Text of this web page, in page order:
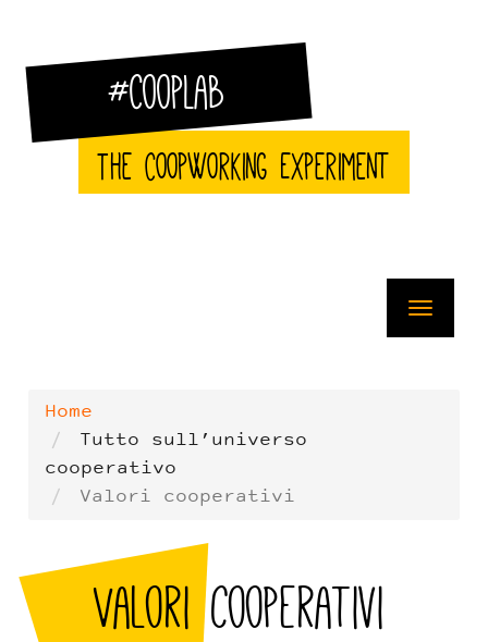
principale
#CoopLab
The CoopWorking Experiment
Toggle
Home
Tutto sull’universo
cooperativo
Valori cooperativi
Valori cooperativi